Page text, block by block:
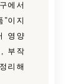
에서
이지
영양
부작
리해